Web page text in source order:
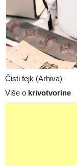
Čisti fejk (Arhiva)
Više o krivotvorine